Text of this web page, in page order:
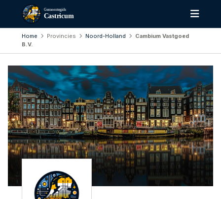
Gemeentegids
Castricum
Home Provincies Noord-Holland
Cambium Vastgoed
B.V.